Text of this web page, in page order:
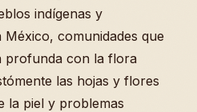
indígenas y
comunidades que
profunda con la flora
las hojas y flores
la piel y problemas